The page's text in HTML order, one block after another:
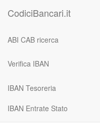
CodiciBancari.it
ABI CAB ricerca
Verifica IBAN
IBAN Tesoreria
IBAN Entrate Stato